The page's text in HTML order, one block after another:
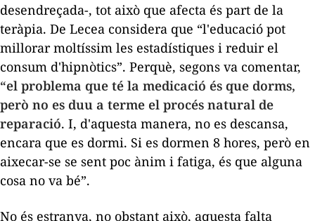
desendreçada-, tot això que afecta és part de la
teràpia. De Lecea considera que “l'educació pot
millorar moltíssim les estadístiques i reduir el
consum d'hipnòtics”. Perquè, segons va comentar,
“el problema que té la medicació és que dorms,
però no es duu a terme el procés natural de
reparació. I, d'aquesta manera, no es descansa,
encara que es dormi. Si es dormen 8 hores, però en
aixecar-se se sent poc ànim i fatiga, és que alguna
cosa no va bé”.
No és estranya, no obstant això, aquesta falta